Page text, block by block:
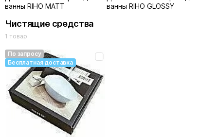
ванны RIHO MATT
ванны RIHO GLOSSY
Чистящие средства
1 товар
По запросу
Бесплатная доставка